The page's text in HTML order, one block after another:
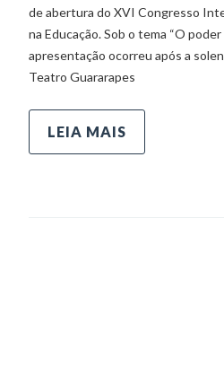
de abertura do XVI Congresso
na Educação. Sob o tema “O
apresentação ocorreu após a
Teatro Guararapes
LEIA MAIS